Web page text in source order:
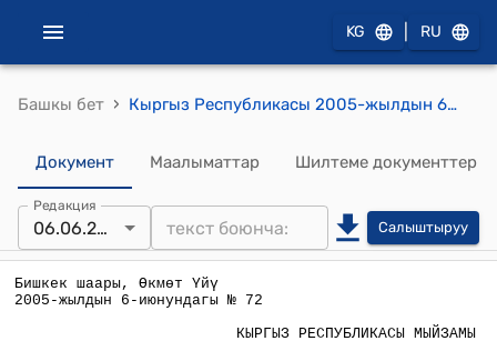
KG RU
Башкы бет › Кыргыз Республикасы 2005-жылдын 6-июнундагы № 72 "Вич-инфекция/СПИДдин алдын алуу (2001-2002-жылдарга) боюнча финансылык кызматташтык жөнүндө Кыргыз Республикасынын Өкмөтү менен Германия Федеративдүү Республикасынын Өкмөтүнүн ортосундагы макулдашууна ратификациялоо тууралу" мыйзамы
Документ Маалыматтар Шилтеме документтер
Редакция
06.06.2005 Салыштыруу